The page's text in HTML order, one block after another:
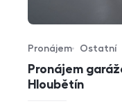
Pronájem
Hloubětín
Typ nabídky
Pronájem
Typ nemovitosti
Ostatní